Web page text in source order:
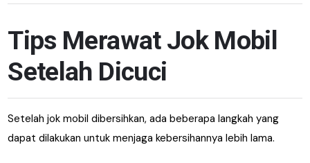
Tips Merawat Jok Mobil
Setelah Dicuci
Setelah jok mobil dibersihkan, ada beberapa langkah yang
dapat dilakukan untuk menjaga kebersihannya lebih lama.